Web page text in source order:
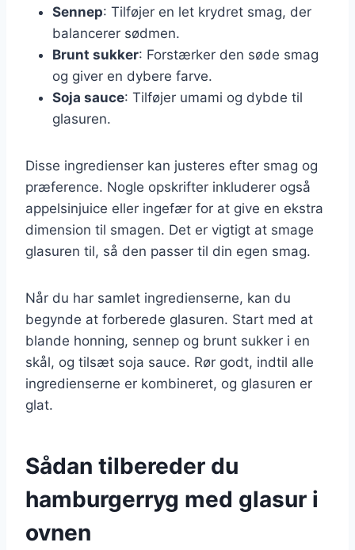
Sennep: Tilføjer en let krydret smag, der
balancerer sødmen.
Brunt sukker: Forstærker den søde smag
og giver en dybere farve.
Soja sauce: Tilføjer umami og dybde til
glasuren.
Disse ingredienser kan justeres efter smag og
præference. Nogle opskrifter inkluderer også
appelsinjuice eller ingefær for at give en ekstra
dimension til smagen. Det er vigtigt at smage
glasuren til, så den passer til din egen smag.
Når du har samlet ingredienserne, kan du
begynde at forberede glasuren. Start med at
blande honning, sennep og brunt sukker i en
skål, og tilsæt soja sauce. Rør godt, indtil alle
ingredienserne er kombineret, og glasuren er
glat.
Sådan tilbereder du
hamburgerryg med glasur i
ovnen